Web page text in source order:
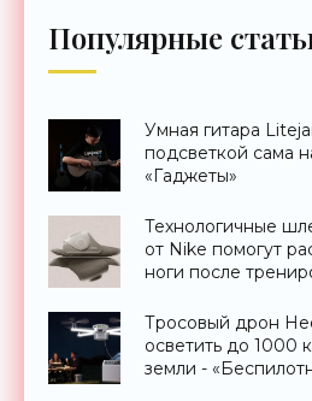
Популярные
Умная гитара
подсветкой сама
«Гаджеты»
Технологичные
от Nike помогут
ноги после
Тросовый дрон
осветить до 1000
земли -